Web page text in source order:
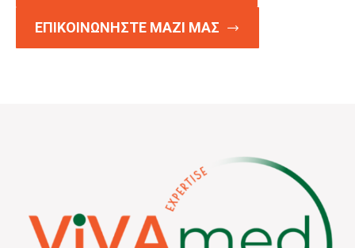
ΕΠΙΚΟΙΝΩΝΗΣΤΕ ΜΑΖΙ ΜΑΣ